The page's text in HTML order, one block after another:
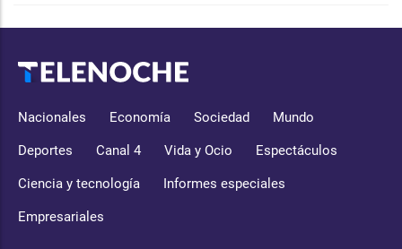
Nacionales Economía Sociedad Mundo
Deportes Canal 4 Vida y Ocio Espectáculos
Ciencia y tecnología Informes especiales
Empresariales